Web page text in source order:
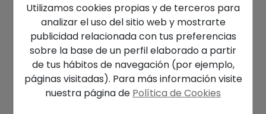
2) Shortlist con contexto:microzonas
explicadas como si fueran nuestra casa—
pros, contras y comparables recientes.
3) Visitas con propósito:señalamos lo que
no se ve online (orientación, accesos,
Utilizamos cookies propias y de terceros para
analizar el uso del sitio web y mostrarte
publicidad relacionada con tus preferencias
sobre la base de un perfil elaborado a partir
de tus hábitos de navegación (por ejemplo,
páginas visitadas). Para más información visite
nuestra página de Política de Cookies